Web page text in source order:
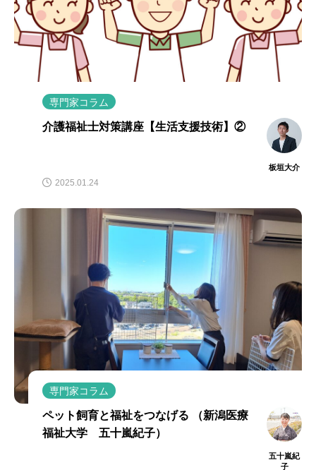
専門家コラム
介護福祉士対策講座【生活支援技術】②
板垣大介
2025.01.24
専門家コラム
ペット飼育と福祉をつなげる （新潟医療
福祉大学 五十嵐紀子）
五十嵐紀
子